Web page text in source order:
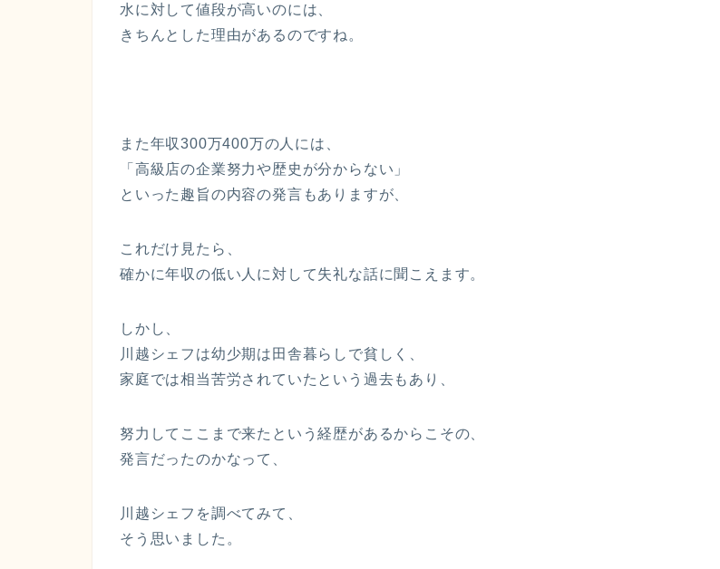
水に対して値段が高いのには、
きちんとした理由があるのですね。
また年収300万400万の人には、
「高級店の企業努力や歴史が分からない」
といった趣旨の内容の発言もありますが、
これだけ見たら、
確かに年収の低い人に対して失礼な話に聞こえます。
しかし、
川越シェフは幼少期は田舎暮らしで貧しく、
家庭では相当苦労されていたという過去もあり、
努力してここまで来たという経歴があるからこその、
発言だったのかなって、
川越シェフを調べてみて、
そう思いました。